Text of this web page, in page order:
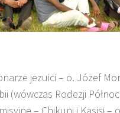
jezuici – o. Józef
(wówczas Rodezji
– Chikuni i Kasisi